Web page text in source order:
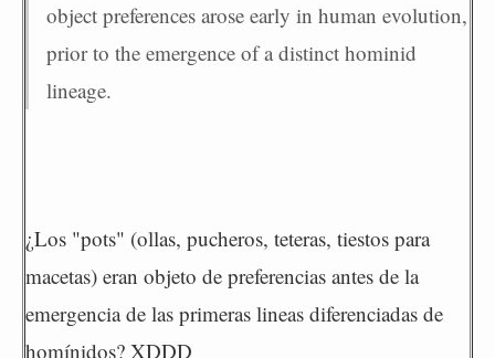
object preferences arose early in human evolution,
prior to the emergence of a distinct hominid
lineage.
¿Los "pots" (ollas, pucheros, teteras, tiestos para
macetas) eran objeto de preferencias antes de la
emergencia de las primeras lineas diferenciadas de
homínidos? XDDD